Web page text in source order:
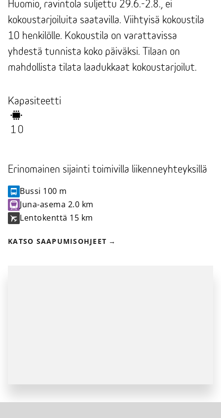
Huomio, ravintola suljettu 29.6.-2.8., ei
kokoustarjoiluita saatavilla. Viihtyisä kokoustila
10 henkilölle. Kokoustila on varattavissa
yhdestä tunnista koko päiväksi. Tilaan on
mahdollista tilata laadukkaat kokoustarjoilut.
Kapasiteetti
10
Erinomainen sijainti toimivilla liikenneyhteyksillä
Bussi 100 m
Juna-asema 2.0 km
Lentokenttä 15 km
KATSO SAAPUMISOHJEET